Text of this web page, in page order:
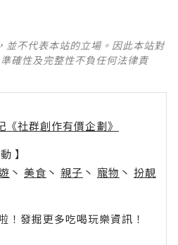
並不代表本站的立場。因此本站對
確性及完整性不負任何法律責
《社群創作有價企劃》
】
丶 美食 丶 親子 丶 寵物 丶 扮靚
發掘更多吃喝玩樂資訊！